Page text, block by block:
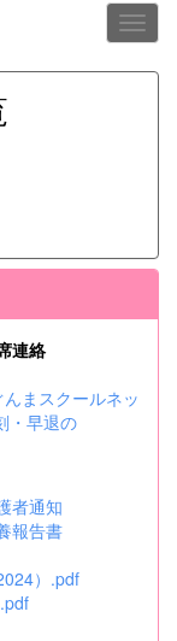
連絡
まスクールネッ
・早退の
者通知
報告書
）.pdf